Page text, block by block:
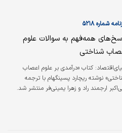
شماره ۵۲۱۸
همه‌فهم به سوالات علوم
شناختی
کتاب «درآمدی بر علوم اعصاب
نوشته ریچارد پسینگهام با ترجمه
ارجمند راد و زهرا یمینی‌فر منتشر شد.